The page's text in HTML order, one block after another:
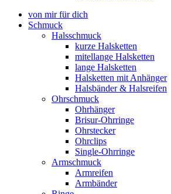
von mir für dich
Schmuck
Halsschmuck
kurze Halsketten
mitellange Halsketten
lange Halsketten
Halsketten mit Anhänger
Halsbänder & Halsreifen
Ohrschmuck
Ohrhänger
Brisur-Ohrringe
Ohrstecker
Ohrclips
Single-Ohrringe
Armschmuck
Armreifen
Armbänder